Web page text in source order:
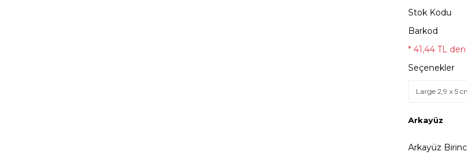
Stok Kodu
Barkod
* 41,44 TL
Seçenekler
Arkayüz
Arkayüz